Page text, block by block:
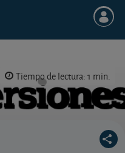
Tiempo de lectura: 1 min.